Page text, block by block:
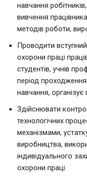
навчання
вивчення
методів роботи,
Проводити
охорони праці
студентів, учнів
період
навчання, організує
Здійснювати
технологічних
механізмами,
виробництва,
індивідуального
охорони праці.